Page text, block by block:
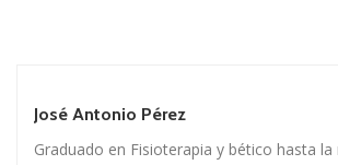
José Antonio Pérez
Graduado en Fisioterapia y bético hasta la